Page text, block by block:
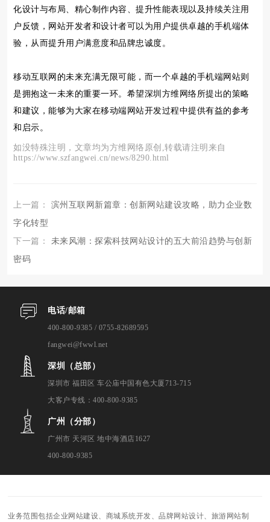
化设计与布局、精心制作内容、提升性能表现以及持续关注用
户反馈，网站开发者和设计者可以为用户提供卓越的手机端体
验，从而提升用户满意度和品牌忠诚度。
移动互联网的未来充满无限可能，而一个卓越的手机端网站则
是拥抱这一未来的重要一环。希望深圳方维网络所提出的策略
和建议，能够为大家在移动端网站开发过程中提供有益的参考
和启示。
如没特殊注明，文章均为方维网络原创,转载请注明来自
https://www.szfangwei.cn/news/8290.html
上一篇： 滨州互联网新篇章：创新网站建设攻略，助力企业数
字化转型
下一篇： 未来风潮：探索科技网站设计的五大前沿趋势与创新
密码
电话/邮箱
400-800-9385 / 0755-82689595
fangwei@fwwl.net
深圳（总部）
深圳市 福田区 车公庙中国有色大厦713-715
大客户专线：400-800-9385
广州（分部）
广州市 天河区 地中海酒店1627
400-800-9385
业务范围包括企业网站建设、商城系统开发、品牌网站设计、旅游网站制